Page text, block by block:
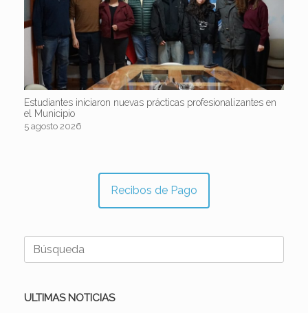
Estudiantes iniciaron nuevas prácticas profesionalizantes en
el Municipio
5 agosto 2026
Recibos de Pago
Buscar:
ULTIMAS NOTICIAS